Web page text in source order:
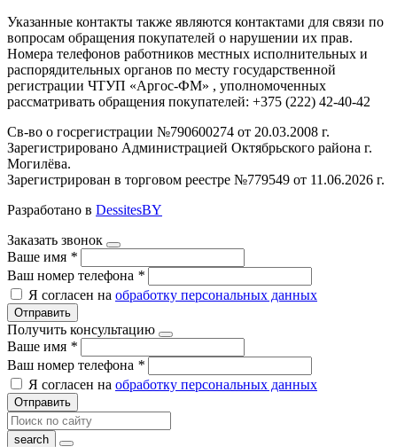
Указанные контакты также являются контактами для связи по
вопросам обращения покупателей о нарушении их прав.
Номера телефонов работников местных исполнительных и
распорядительных органов по месту государственной
регистрации ЧТУП «Аргос-ФМ» , уполномоченных
рассматривать обращения покупателей: +375 (222) 42-40-42
Св-во о госрегистрации №790600274 от 20.03.2008 г.
Зарегистрировано Администрацией Октябрьского района г.
Могилёва.
Зарегистрирован в торговом реестре №779549 от 11.06.2026 г.
Разработано в DessitesBY
Заказать звонок
Ваше имя *
Ваш номер телефона *
Я согласен на обработку персональных данных
Отправить
Получить консультацию
Ваше имя *
Ваш номер телефона *
Я согласен на обработку персональных данных
Отправить